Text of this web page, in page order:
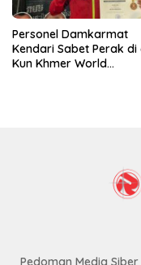
Personel Damkarmat
Kendari Sabet Perak di
Kun Khmer World
Pedoman Media Siber